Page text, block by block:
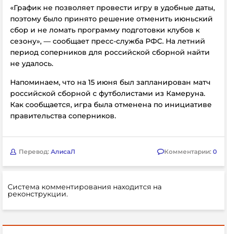
«График не позволяет провести игру в удобные даты,
поэтому было принято решение отменить июньский
сбор и не ломать программу подготовки клубов к
сезону», — сообщает пресс-служба РФС. На летний
период соперников для российской сборной найти
не удалось.
Напоминаем, что на 15 июня был запланирован матч
российской сборной с футболистами из Камеруна.
Как сообщается, игра была отменена по инициативе
правительства соперников.
Перевод: АлисаЛ Комментарии: 0
Система комментирования находится на
реконструкции.